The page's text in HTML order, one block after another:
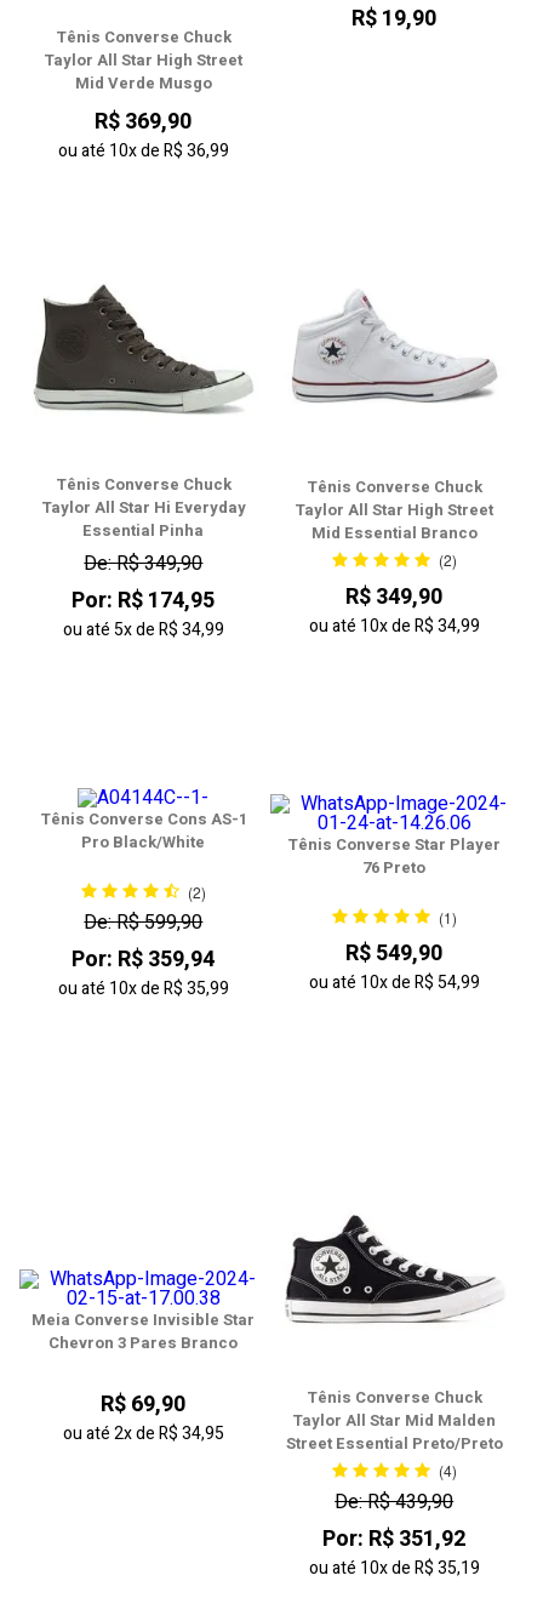
Tênis Converse Chuck
Taylor All Star High Street
Mid Verde Musgo
R$ 369,90
ou até 10xdeR$ 36,99
R$ 19,90
Tênis Converse Chuck
Taylor All Star Hi Everyday
Essential Pinha
De: R$ 349,90
Por: R$ 174,95
ou até5xdeR$ 34,99
Tênis Converse Chuck
Taylor All Star High Street
Mid Essential Branco
(2)
R$ 349,90
ou até 10xdeR$ 34,99
Tênis Converse Cons AS-1
Pro Black/White
(2)
De: R$ 599,90
Por: R$ 359,94
ou até 10xdeR$ 35,99
Tênis Converse Star Player
76 Preto
(1)
R$ 549,90
ou até 10xdeR$ 54,99
Meia Converse Invisible Star
Chevron 3 Pares Branco
R$ 69,90
ou até2xdeR$ 34,95
Tênis Converse Chuck
Taylor All Star Mid Malden
Street Essential Preto/Preto
(4)
De: R$ 439,90
Por: R$ 351,92
ou até 10xdeR$ 35,19